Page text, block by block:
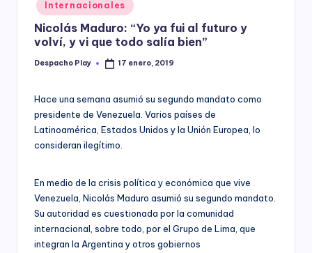
y
in
Internacionales
Nicolás Maduro: “Yo ya fui al futuro y
volví, y vi que todo salía bien”
Posted
Despacho Play 17 enero, 2019
Hace una semana asumió su segundo mandato como
presidente de Venezuela. Varios países de
Latinoamérica, Estados Unidos y la Unión Europea, lo
consideran ilegítimo.
En medio de la crisis política y económica que vive
Venezuela, Nicolás Maduro asumió su segundo mandato.
Su autoridad es cuestionada por la comunidad
internacional, sobre todo, por el Grupo de Lima, que
integran la Argentina y otros gobiernos